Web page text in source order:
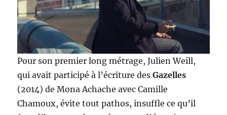
Pour son premier long métrage, Julien Weill,
qui avait participé à l’écriture desGazelles
(2014) de Mona Achache avec Camille
Chamoux, évite tout pathos, insuffle ce qu’il